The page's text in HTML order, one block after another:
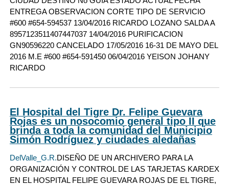
ENTREGA OBSERVACION CORTE TIPO DE SERVICIO
#600 #654-594537 13/04/2016 RICARDO LOZANO SALDA A
8957123511407447037 14/04/2016 PURIFICACION
GN90596220 CANCELADO 17/05/2016 16-31 DE MAYO DEL
2016 M.E #600 #654-591450 06/04/2016 YEISON JOHANY
RICARDO
El Hospital del Tigre Dr. Felipe Guevara
Rojas es un nosocomio general tipo II que
brinda a toda la comunidad del Municipio
Simón Rodríguez y ciudades aledañas
DelValle_G.R.DISEÑO DE UN ARCHIVERO PARA LA
ORGANIZACIÓN Y CONTROL DE LAS TARJETAS KARDEX
EN EL HOSPITAL FELIPE GUEVARA ROJAS DE EL TIGRE,